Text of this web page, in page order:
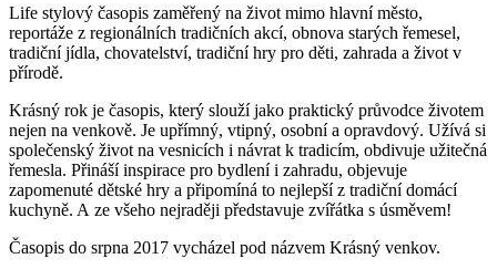
Life stylový časopis zaměřený na život mimo hlavní město,
reportáže z regionálních tradičních akcí, obnova starých řemesel,
tradiční jídla, chovatelství, tradiční hry pro děti, zahrada a život v
přírodě.
Krásný rok je časopis, který slouží jako praktický průvodce životem
nejen na venkově. Je upřímný, vtipný, osobní a opravdový. Užívá si
společenský život na vesnicích i návrat k tradicím, obdivuje užitečná
řemesla. Přináší inspirace pro bydlení i zahradu, objevuje
zapomenuté dětské hry a připomíná to nejlepší z tradiční domácí
kuchyně. A ze všeho nejraději představuje zvířátka s úsměvem!
Časopis do srpna 2017 vycházel pod názvem Krásný venkov.